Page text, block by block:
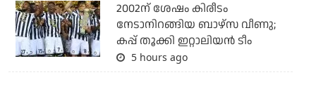
2002ന് ശേഷം കിരീടം
നേടാനിറങ്ങിയ ബാഴ്സ വീണു;
കപ്പ് തൂക്കി ഇറ്റാലിയൻ ടീം
5 hours ago